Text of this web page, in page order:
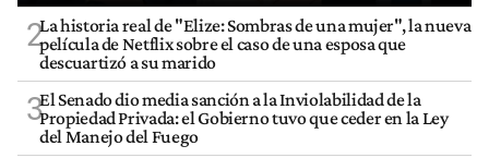
2La historia real de "Elize: Sombras de una mujer", la nueva
película de Netflix sobre el caso de una esposa que
descuartizó a su marido
3El Senado dio media sanción a la Inviolabilidad de la
Propiedad Privada: el Gobierno tuvo que ceder en la Ley
del Manejo del Fuego